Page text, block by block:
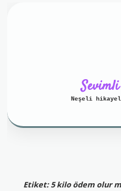
Neşeli
Etiket:5 kilo ödem olur